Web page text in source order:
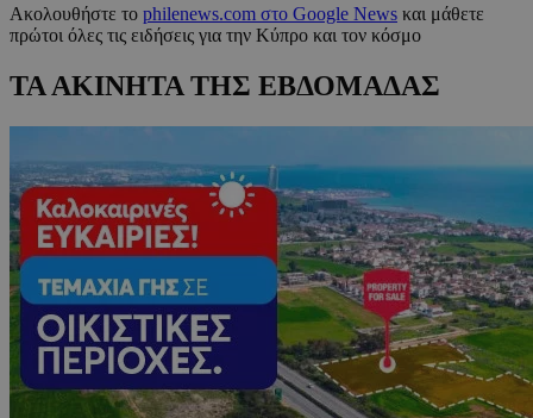
Ακολουθήστε το philenews.com στο Google News και μάθετε
πρώτοι όλες τις ειδήσεις για την Κύπρο και τον κόσμο
ΤΑ ΑΚΙΝΗΤΑ ΤΗΣ ΕΒΔΟΜΑΔΑΣ